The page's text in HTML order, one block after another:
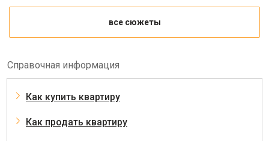
все сюжеты
Справочная информация
Как купить квартиру
Как продать квартиру